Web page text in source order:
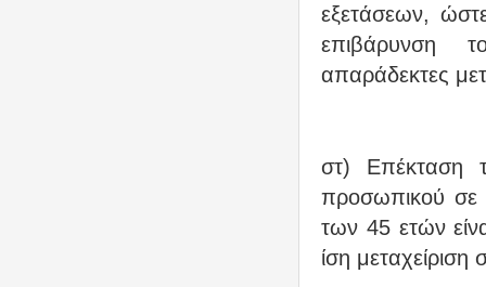
εξετάσεων,
επιβάρυνση
απαράδεκτες
στ) Επέκταση
προσωπικού σε
των 45 ετών
ίση μεταχείριση